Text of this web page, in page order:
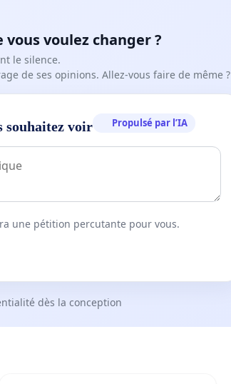
voulez changer ?
le silence.
de ses opinions. Allez-vous faire de même ?
souhaitez voir Propulsé par l’IA
une pétition percutante pour vous.
dès la conception